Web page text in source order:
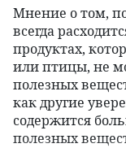
Мнение о том,
всегда
продуктах,
или птицы, не
полезных
как другие
содержится
полезных